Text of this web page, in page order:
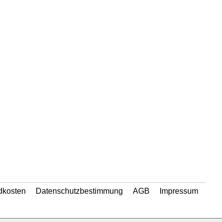
Datenschutzbestimmung AGB Impressum